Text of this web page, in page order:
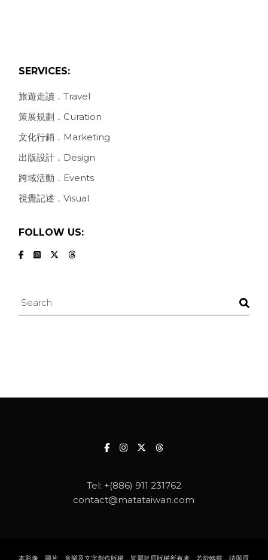
SERVICES:
旅遊走讀．Travel
策展規劃．Curation
文化行銷．Marketing
出版設計．Design
跨域活動．Events
視覺記述．Visual
FOLLOW US:
Search
Tel: +(886) 911 231762
contact@matataiwan.com
本影像、圖片、音樂及文字創作版權，皆屬於原版權所有者，若欲轉載，請與原